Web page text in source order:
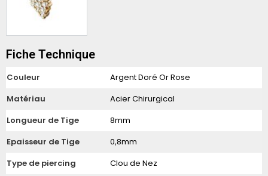
Fiche Technique
Couleur
Argent Doré Or Rose
Matériau
Acier Chirurgical
Longueur de Tige
8mm
Epaisseur de Tige
0,8mm
Type de piercing
Clou de Nez